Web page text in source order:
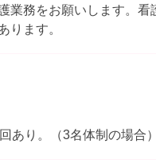
業務をお願いします。看
ります。
あり。（3名体制の場合